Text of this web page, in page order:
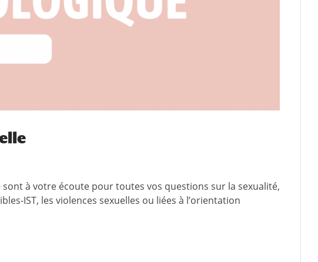
à votre écoute pour toutes vos questions sur la sexualité,
IST, les violences sexuelles ou liées à l’orientation